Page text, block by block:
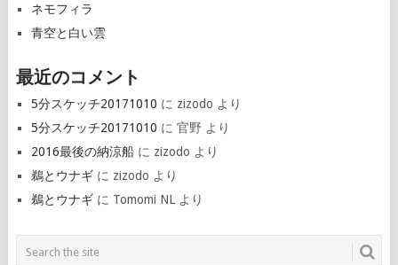
ネモフィラ
青空と白い雲
最近のコメント
5分スケッチ20171010 に zizodo より
5分スケッチ20171010 に 官野 より
2016最後の納涼船に zizodo より
鵜とウナギに zizodo より
鵜とウナギに Tomomi NLより